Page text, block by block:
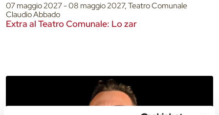
07 maggio 2027 - 08 maggio 2027, Teatro Comunale
Claudio Abbado
Extra al Teatro Comunale: Lo zar